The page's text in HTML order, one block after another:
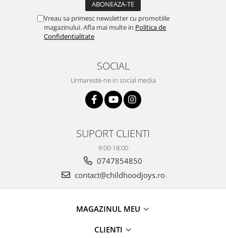
Vreau sa primesc newsletter cu promotiile
magazinului. Afla mai multe in Politica de
Confidentialitate
SOCIAL
Urmareste-ne in social media
SUPORT CLIENTI
9:00-18:00
0747854850
contact@childhoodjoys.ro
MAGAZINUL MEU
CLIENTI